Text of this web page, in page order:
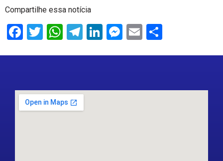
Compartilhe essa notícia
Facebook
Twitter
WhatsApp
Telegram
LinkedIn
Messenger
Email